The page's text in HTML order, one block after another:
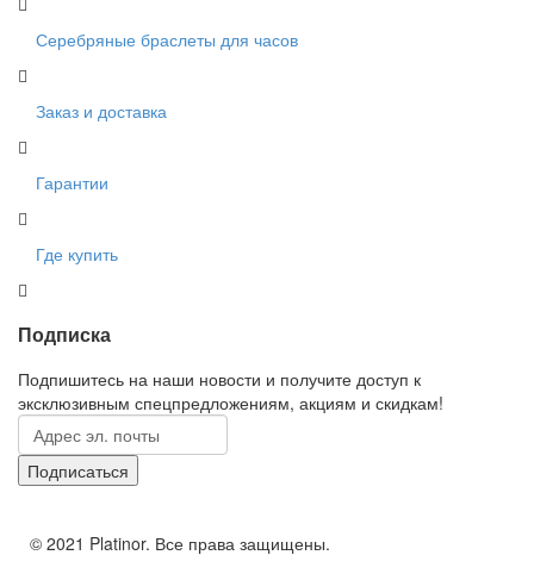
Серебряные браслеты для часов
Заказ и доставка
Гарантии
Где купить
Подписка
Подпишитесь на наши новости и получите доступ к
эксклюзивным спецпредложениям, акциям и скидкам!
© 2021 Platinor. Все права защищены.